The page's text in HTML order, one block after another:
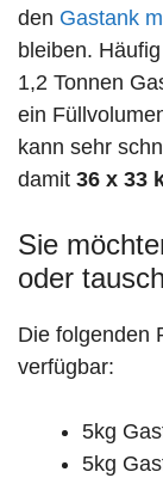
den Gastank
bleiben.
1,2 Tonnen
ein
kann sehr
damit 36 x 33
Sie
oder
Die folgenden
verfügbar:
5kg
5kg